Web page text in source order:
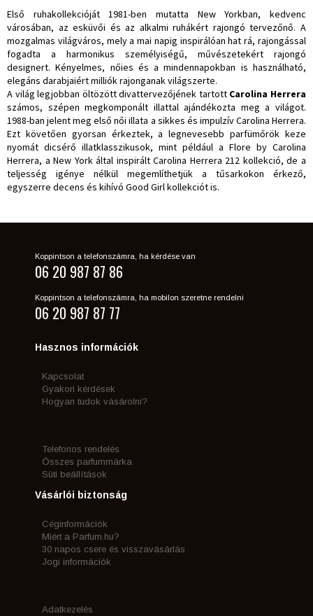
Első ruhakollekcióját 1981-ben mutatta New Yorkban, kedvenc
városában, az esküvői és az alkalmi ruhákért rajongó tervezőnő. A
mozgalmas világváros, mely a mai napig inspirálóan hat rá, rajongással
fogadta a harmonikus személyiségű, művészetekért rajongó
designert. Kényelmes, nőies és a mindennapokban is használható,
elegáns darabjaiért milliók rajonganak világszerte.
A világ legjobban öltözött divattervezőjének tartott Carolina Herrera
számos, szépen megkomponált illattal ajándékozta meg a világot.
1988-ban jelent meg első női illata a sikkes és impulzív Carolina Herrera.
Ezt követően gyorsan érkeztek, a legnevesebb parfümőrök keze
nyomát dicsérő illatklasszikusok, mint például a Flore by Carolina
Herrera, a New York által inspirált Carolina Herrera 212 kollekció, de a
teljesség igénye nélkül megemlíthetjük a tűsarkokon érkező,
egyszerre decens és kihívó Good Girl kollekciót is.
Koppintson a telefonszámra, ha kérdése van
06 20 987 87 86
Koppintson a telefonszámra, ha mobilon szeretne rendelni
06 20 987 87 77
Hasznos információk
Kapcsolat
Gyakori kérdések
Hogyan tudok vásárolni?
Telefonos rendelés
Összes parfummárka
Süti beállítások
Vásárlói biztonság
Céginformációk
Miért a Parfum.hu?
30 napos csere és visszavásárlás
Jogi információk
Adatkezelés